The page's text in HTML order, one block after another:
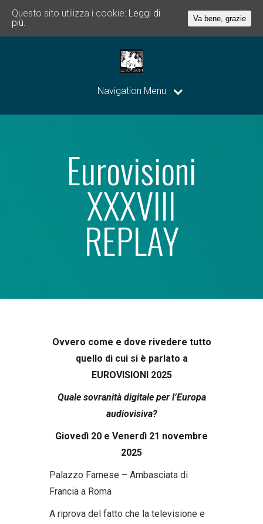
Navigation Menu
Eurovisioni
XXXVIII
REPLAY
Ovvero come e dove rivedere tutto
quello di cui si è parlato a
EUROVISIONI 2025
Quale sovranità digitale per l’Europa
audiovisiva?
Giovedì 20 e Venerdì 21 novembre
2025
Palazzo Farnese – Ambasciata di
Francia a Roma
A riprova del fatto che la televisione e
Questo sito utilizza i cookie: Leggi di
più.
Va bene, grazie